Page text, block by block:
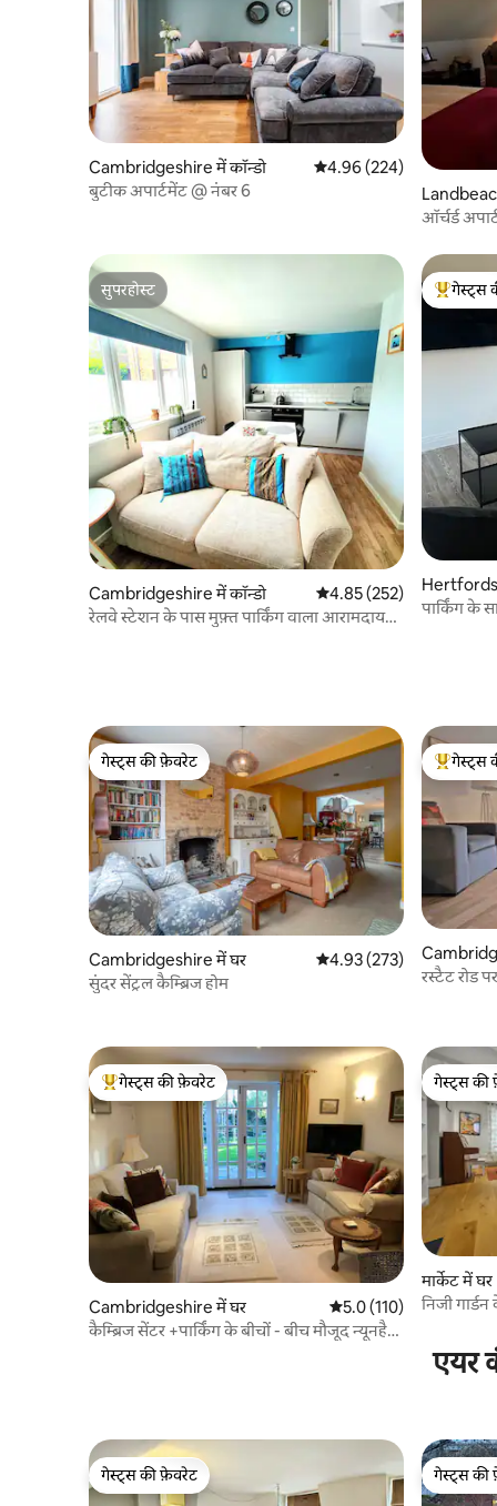
Cambridgeshire में कॉन्डो औसत रेटिंग 5 में से 4.96, 224
4.96 (224)
बुटीक अपार्टमेंट @ नंबर 6
ऑर्चर्ड
सुपरहोस्ट
सुपरहोस्ट
Cambridgeshire में कॉन्डो औसत रेटिंग 5 में से 4.85, 252
4.85 (252)
रेलवे स्टेशन के पास मुफ़्त पार्किंग वाला आरामदायक
गेस्ट्स का
गेस्ट्स
पार्किंग के
गेस्ट्स की फ़ेवरेट
गेस्ट्स की फ़ेवरेट
Cambridgeshire में घर औसत रेटिंग 5 में से 4.93, 273
4.93 (273)
सुंदर सेंट्रल कैम्ब्रिज होम
गेस्ट्स का
गेस्ट्स
रस्टैट रोड
गेस्ट्स का टॉप फ़ेवरेट
गेस्ट्स की फ़ेवरेट
Cambridgeshire में घर औसत रेटिंग 5 में से 5.0, 110
5.0 (110)
कैम्ब्रिज सेंटर +पार्किंग के बीचों - बीच मौजूद न्यूनहैम
गेस्ट्स की
गेस्ट्स की
मार्केट में घर
निजी
एयर
गेस्ट्स की फ़ेवरेट
गेस्ट्स की फ़ेवरेट
गेस्ट्स की
गेस्ट्स की